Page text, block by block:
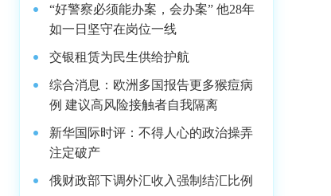
“好警察必须能办案，会办案” 他28年
如一日坚守在岗位一线
交银租赁为民生供给护航
综合消息：欧洲多国报告更多猴痘病
例 建议高风险接触者自我隔离
新华国际时评：不得人心的政治操弄
注定破产
俄财政部下调外汇收入强制结汇比例